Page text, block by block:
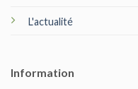
L'actualité
Information